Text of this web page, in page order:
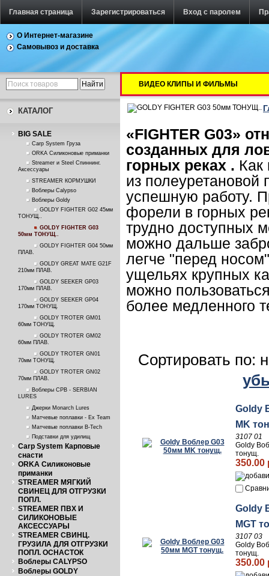
Главная страница Зарегистрироваться Вход с паролем
О Интернет-магазине
Самовывоз и доставка
КАТАЛОГ
BIG SALE
Carp System Груза
ORKA Силиконовые приманки
Streamer и Steel Спиннинг.
Аксессуары
STREAMER КОРМУШКИ
Воблеры Calypso
Воблеры Goldy
GOLDY FIGHTER G02 45мм
ТОНУЩ..
GOLDY FIGHTER G03
50мм ТОНУЩ..
GOLDY FIGHTER G04 50мм
ПЛАВ.
GOLDY GREAT MATE G21F
210мм ПЛАВ.
GOLDY SEEKER GP03
170мм ПЛАВ.
GOLDY SEEKER GP04
170мм ТОНУЩ.
GOLDY TROTER GM01
60мм ТОНУЩ.
GOLDY TROTER GM02
60мм ПЛАВ.
GOLDY TROTER GN01
70мм ТОНУЩ.
GOLDY TROTER GN02
70мм ПЛАВ.
Воблеры СРВ - SERBIAN
LURES
Джерки Monarch Lures
Матчевые поплавки - Ex Team
Матчевые поплавки B-Tech
Подставки для удилищ
Carp System Карповые
снасти
ORKA Силиконовые
приманки
STREAMER МЯГКИЙ
СВИНЕЦ ДЛЯ ОТГРУЗКИ
ПОПЛ.
STREAMER ПВХ И
СИЛИКОНОВЫЕ
АКСЕССУАРЫ
STREAMER СВИНЦ.
ГРУЗИЛА ДЛЯ ОТГРУЗКИ
ПОПЛ. ОСНАСТОК
Воблеры CALYPSO
Воблеры GOLDY
ВИДЕО КЛИПЫ И ФИЛЬМЫ
«FIGHTER G03»
созданных для
горных реках . Как
из полеуретановой
успешную работу.
форели в горных
трудно доступных
можно дальше
легче "перед
ущельях крупных
можно
более медленного
Сортировать по:
Goldy
MK
3107 01
Goldy
тонущ.
350.00
Goldy
MGT
3107 03
Goldy
тонущ.
350.00